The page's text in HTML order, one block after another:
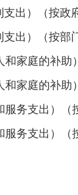
出）（按政
出）（按部
家庭的补助
家庭的补助
务支出）（
务支出）（